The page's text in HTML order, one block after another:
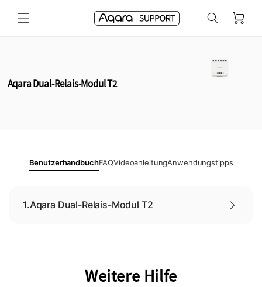
zum
Inhalt
Warenkorb
Aqara Dual-Relais-Modul T2
BenutzerhandbuchFAQVideoanleitungAnwendungstipps
1.Aqara Dual-Relais-Modul T2
Weitere Hilfe